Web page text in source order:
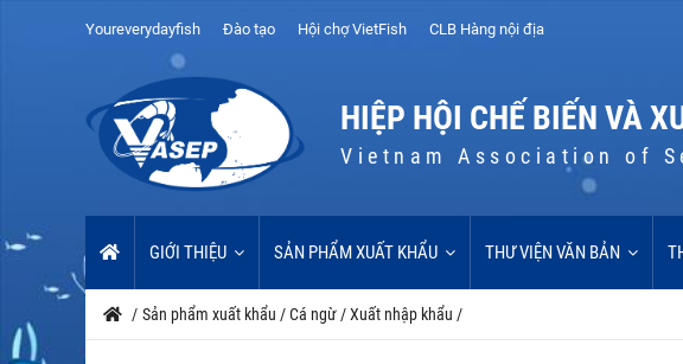
Youreverydayfish Đào tạo Hội chợ VietFish CLB Hàng nội địa
HIỆP HỘI CHẾ BIẾN VÀ
Vietnam Association of
GIỚI THIỆU SẢN PHẨM XUẤT KHẨU THƯ VIỆN VĂN BẢN
/ Sản phẩm xuất khẩu /Cá ngừ /Xuất nhập khẩu /